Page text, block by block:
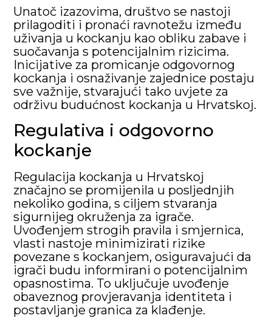
Unatoč izazovima, društvo se nastoji
prilagoditi i pronaći ravnotežu između
uživanja u kockanju kao obliku zabave i
suočavanja s potencijalnim rizicima.
Inicijative za promicanje odgovornog
kockanja i osnaživanje zajednice postaju
sve važnije, stvarajući tako uvjete za
održivu budućnost kockanja u Hrvatskoj.
Regulativa i odgovorno
kockanje
Regulacija kockanja u Hrvatskoj
značajno se promijenila u posljednjih
nekoliko godina, s ciljem stvaranja
sigurnijeg okruženja za igrače.
Uvođenjem strogih pravila i smjernica,
vlasti nastoje minimizirati rizike
povezane s kockanjem, osiguravajući da
igrači budu informirani o potencijalnim
opasnostima. To uključuje uvođenje
obaveznog provjeravanja identiteta i
postavljanje granica za klađenje.